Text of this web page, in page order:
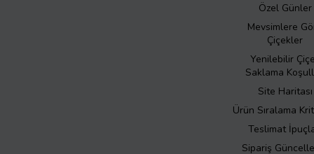
Özel Günler
Mevsimlere
Çiçekler
Yenilebilir
Saklama
Site Haritası
Ürün Sıralama
Teslimat
Sipariş